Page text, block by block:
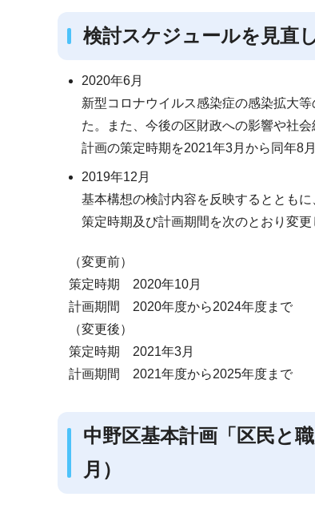
検討スケジュールを見直
2020年6月
新型コロナウイルス感染症の感染拡大
た。また、今後の区財政への影響や社
計画の策定時期を2021年3月から同年8
2019年12月
基本構想の検討内容を反映するととも
策定時期及び計画期間を次のとおり変更
（変更前）
策定時期 2020年10月
計画期間 2020年度から2024年度まで
（変更後）
策定時期 2021年3月
計画期間 2021年度から2025年度まで
中野区基本計画「区民と
月）